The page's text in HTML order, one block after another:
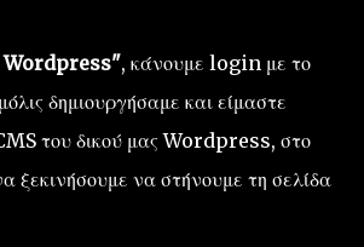
, κάνουμε login με το
δημιουργήσαμε και είμαστε
του δικού μας Wordpress, στο
ξεκινήσουμε να στήνουμε τη σελίδα